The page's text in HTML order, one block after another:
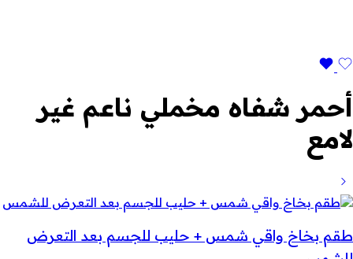
أحمر شفاه مخملي ناعم غير
لامع
طقم بخاخ واقي شمس + حليب للجسم بعد التعرض